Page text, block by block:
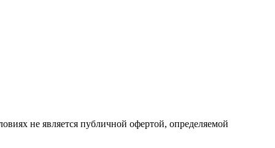
не является публичной офертой, определяемой